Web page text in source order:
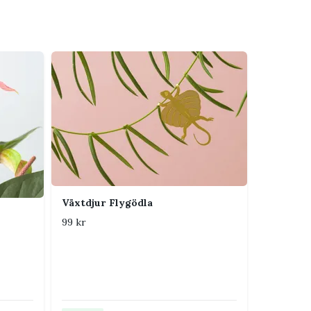
Växtdjur Flygödla
99 kr